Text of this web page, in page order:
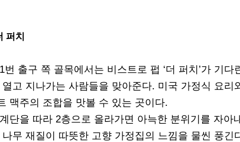
퍼치
번 출구 쪽 골목에서는 비스트로 펍 ‘더 퍼치’가 기다
열고 지나가는 사람들을 맞아준다. 미국 가정식 요리
맥주의 조합을 맛볼 수 있는 곳이다.
단을 따라 2층으로 올라가면 아늑한 분위기를 자아
나무 재질이 따뜻한 고향 가정집의 느낌을 물씬 풍긴